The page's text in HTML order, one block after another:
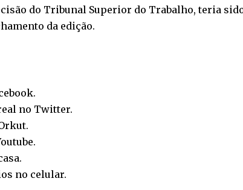
do Tribunal Superior do Trabalho, teria
da edição.
.
no Twitter.
.
.
.
no celular.